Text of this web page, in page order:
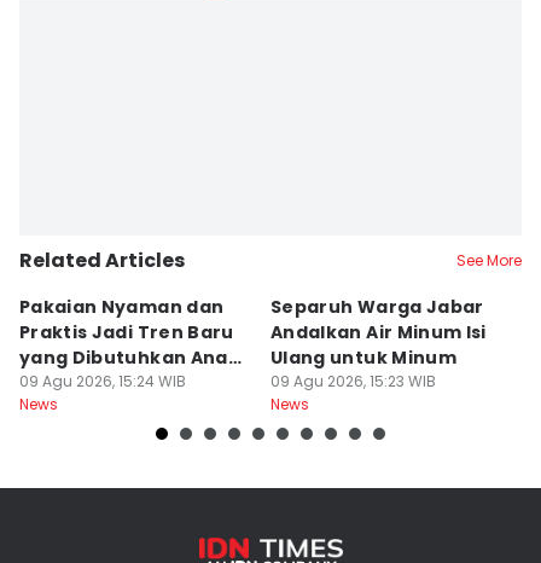
Related Articles See More
Pakaian Nyaman dan
Praktis Jadi Tren Baru
yang Dibutuhkan Anak
Muda
09 Agu 2026, 15:24 WIB
News
Separuh Warga Jabar
Andalkan Air Minum Isi
Ulang untuk Minum
09 Agu 2026, 15:23 WIB
News